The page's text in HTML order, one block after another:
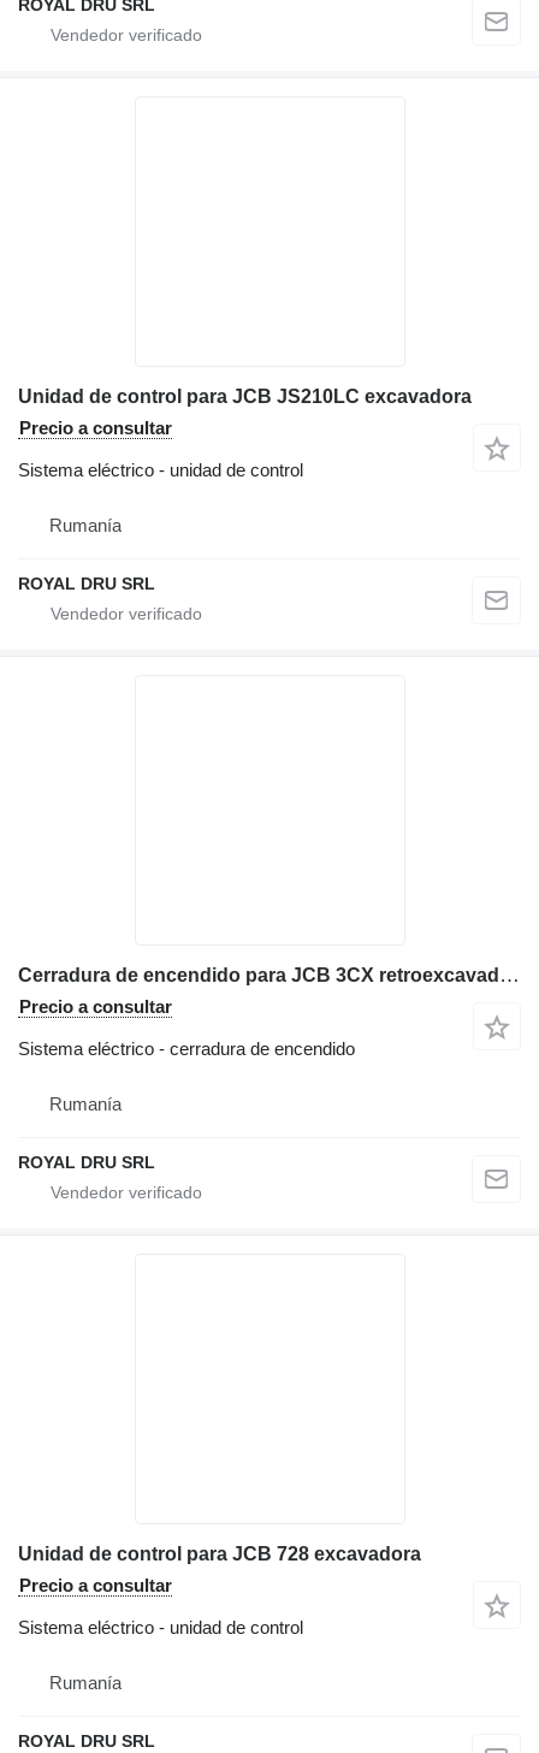
ROYAL DRU SRL
Unidad de control para JCB JS210LC excavadora
Precio a consultar
Sistema eléctrico - unidad de control
Rumanía
ROYAL DRU SRL
Cerradura de encendido para JCB 3CX retroexcavadora
Precio a consultar
Sistema eléctrico - cerradura de encendido
Rumanía
ROYAL DRU SRL
Unidad de control para JCB 728 excavadora
Precio a consultar
Sistema eléctrico - unidad de control
Rumanía
ROYAL DRU SRL